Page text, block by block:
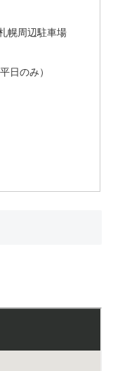
幌周辺駐車場
日のみ）